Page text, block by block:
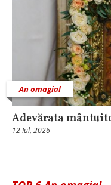
An omagial
Adevărata
12 Iul, 2026